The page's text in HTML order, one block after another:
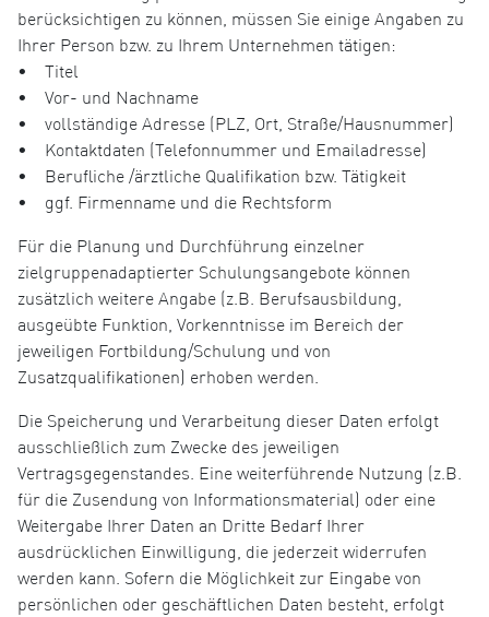
berücksichtigen zu können, müssen Sie einige Angaben zu
Ihrer Person bzw. zu Ihrem Unternehmen tätigen:
• Titel
• Vor- und Nachname
• vollständige Adresse (PLZ, Ort, Straße/Hausnummer)
• Kontaktdaten (Telefonnummer und Emailadresse)
• Berufliche /ärztliche Qualifikation bzw. Tätigkeit
• ggf. Firmenname und die Rechtsform
Für die Planung und Durchführung einzelner
zielgruppenadaptierter Schulungsangebote können
zusätzlich weitere Angabe (z.B. Berufsausbildung,
ausgeübte Funktion, Vorkenntnisse im Bereich der
jeweiligen Fortbildung/Schulung und von
Zusatzqualifikationen) erhoben werden.
Die Speicherung und Verarbeitung dieser Daten erfolgt
ausschließlich zum Zwecke des jeweiligen
Vertragsgegenstandes. Eine weiterführende Nutzung (z.B.
für die Zusendung von Informationsmaterial) oder eine
Weitergabe Ihrer Daten an Dritte Bedarf Ihrer
ausdrücklichen Einwilligung, die jederzeit widerrufen
werden kann. Sofern die Möglichkeit zur Eingabe von
persönlichen oder geschäftlichen Daten besteht, erfolgt